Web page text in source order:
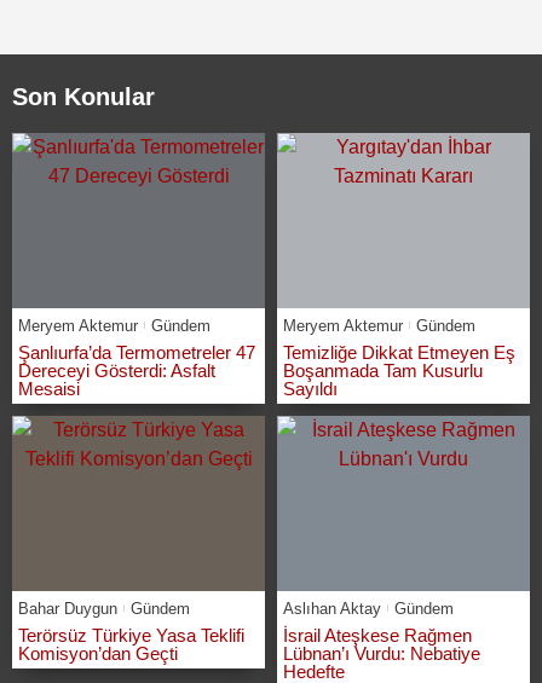
Son Konular
Meryem Aktemur Gündem
Şanlıurfa’da Termometreler 47
Dereceyi Gösterdi: Asfalt
Mesaisi
Meryem Aktemur Gündem
Temizliğe Dikkat Etmeyen Eş
Boşanmada Tam Kusurlu
Sayıldı
Bahar Duygun Gündem
Terörsüz Türkiye Yasa Teklifi
Komisyon’dan Geçti
Aslıhan Aktay Gündem
İsrail Ateşkese Rağmen
Lübnan’ı Vurdu: Nebatiye
Hedefte